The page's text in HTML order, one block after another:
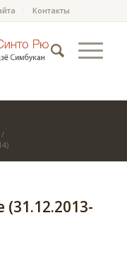
Контакты
/